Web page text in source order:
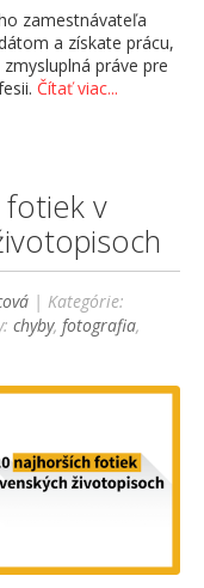
zamestnávateľa
a získate prácu,
práve pre
Čítať viac...
fotiek v
| Kategórie:
chyby,fotografia,